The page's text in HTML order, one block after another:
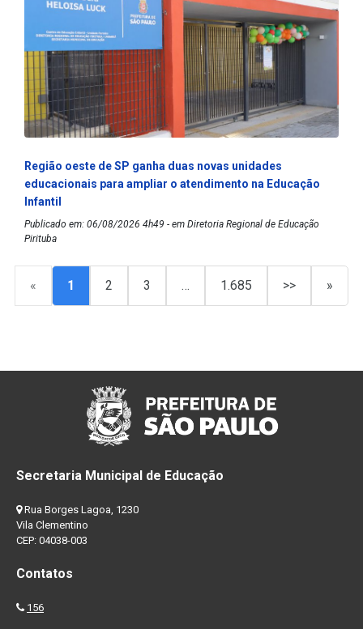
Região oeste de SP ganha duas novas unidades
educacionais para ampliar o atendimento na Educação
Infantil
Publicado em: 06/08/2026 4h49 - em Diretoria Regional de Educação
Pirituba
« 1 2 3 … 1.685 >> »
Secretaria Municipal de Educação
Rua Borges Lagoa, 1230
Vila Clementino
CEP: 04038-003
Contatos
156